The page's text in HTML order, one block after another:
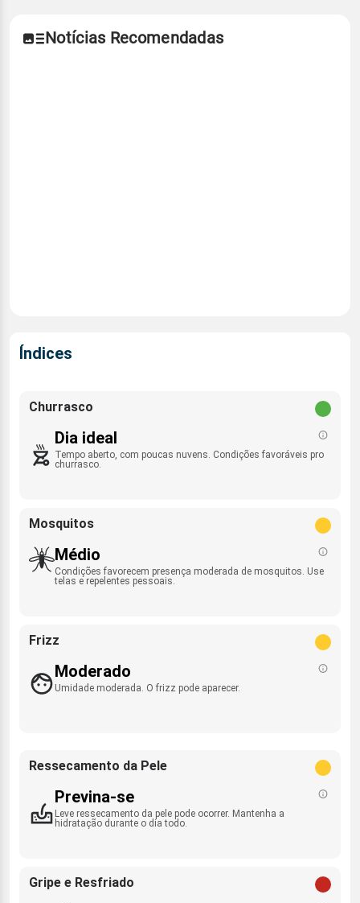
Notícias Recomendadas
Índices
Churrasco
Dia ideal
Tempo aberto, com poucas nuvens. Condições favoráveis pro
churrasco.
Mosquitos
Médio
Condições favorecem presença moderada de mosquitos. Use
telas e repelentes pessoais.
Frizz
Moderado
Umidade moderada. O frizz pode aparecer.
Ressecamento da Pele
Previna-se
Leve ressecamento da pele pode ocorrer. Mantenha a
hidratação durante o dia todo.
Gripe e Resfriado